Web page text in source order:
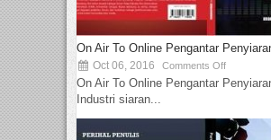
On Air To Online Pengantar
Oct 06, 2016 Comments Off
On Air To Online Pengantar
Industri siaran...